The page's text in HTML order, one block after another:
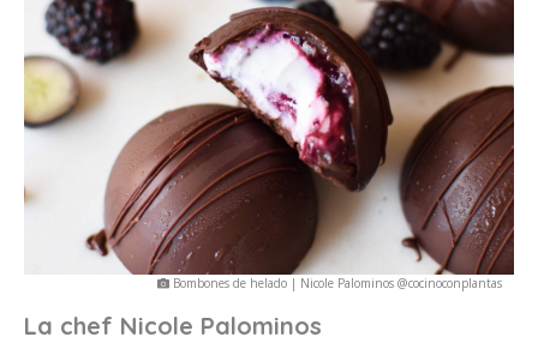
Bombones de helado | Nicole Palominos @cocinoconplantas
La chef Nicole Palominos